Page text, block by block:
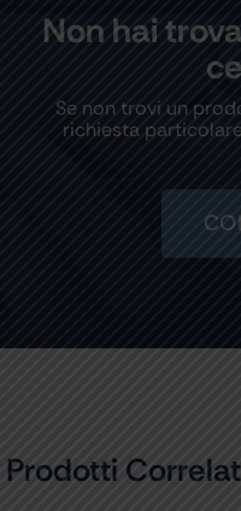
Non hai
Se non trovi un
richiesta
Prodotti